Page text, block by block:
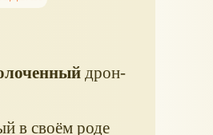
дрон-
в своём роде